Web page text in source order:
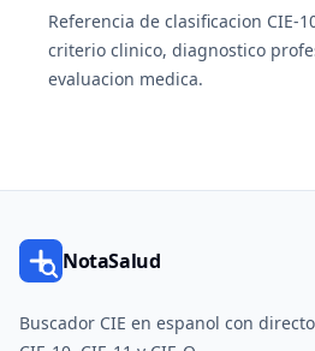
Referencia de clasificacion CIE-
criterio clinico, diagnostico
evaluacion medica.
NotaSalud
Buscador CIE en espanol con